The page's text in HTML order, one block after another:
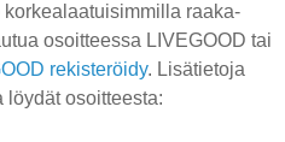
raaka-
osoitteessa LIVEGOOD tai
rekisteröidy. Lisätietoja
löydät osoitteesta: